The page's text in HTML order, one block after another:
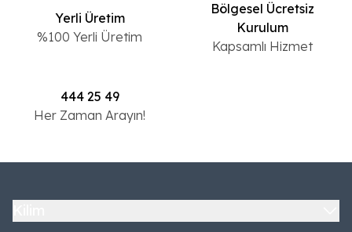
Yerli Üretim
%100 Yerli Üretim
Bölgesel Ücretsiz
Kurulum
Kapsamlı Hizmet
444 25 49
Her Zaman Arayın!